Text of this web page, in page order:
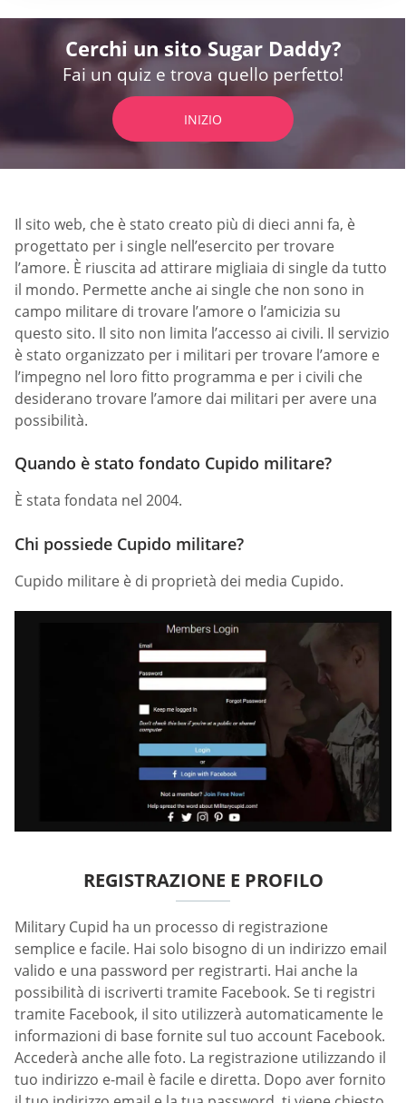
Cerchi un sito Sugar Daddy?
Fai un quiz e trova quello perfetto!
INIZIO
Il sito web, che è stato creato più di dieci anni fa, è
progettato per i single nell’esercito per trovare
l’amore. È riuscita ad attirare migliaia di single da tutto
il mondo. Permette anche ai single che non sono in
campo militare di trovare l’amore o l’amicizia su
questo sito. Il sito non limita l’accesso ai civili. Il servizio
è stato organizzato per i militari per trovare l’amore e
l’impegno nel loro fitto programma e per i civili che
desiderano trovare l’amore dai militari per avere una
possibilità.
Quando è stato fondato Cupido militare?
È stata fondata nel 2004.
Chi possiede Cupido militare?
Cupido militare è di proprietà dei media Cupido.
REGISTRAZIONE E PROFILO
Military Cupid ha un processo di registrazione
semplice e facile. Hai solo bisogno di un indirizzo email
valido e una password per registrarti. Hai anche la
possibilità di iscriverti tramite Facebook. Se ti registri
tramite Facebook, il sito utilizzerà automaticamente le
informazioni di base fornite sul tuo account Facebook.
Accederà anche alle foto. La registrazione utilizzando il
tuo indirizzo e-mail è facile e diretta. Dopo aver fornito